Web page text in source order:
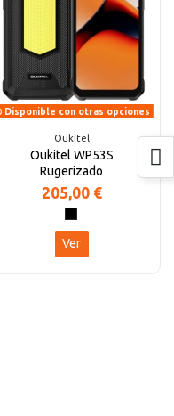
Disponible con otras opciones
Oukitel
Oukitel WP53S
Rugerizado
205,00 €
Ver